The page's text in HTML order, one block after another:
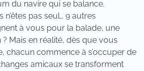
du navire qui se balance.
pas seul… 9 autres
à vous pour la balade, une
Mais en réalité, dès que vous
chacun commence à s’occuper de
amicaux se transforment